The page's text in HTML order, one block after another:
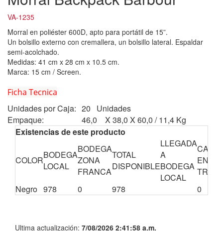
VA-1235
Morral en poliéster 600D, apto para portátil de 15”.
Un bolsillo externo con cremallera, un bolsillo lateral. Espaldar
semi-acolchado.
Medidas: 41 cm x 28 cm x 10.5 cm.
Marca: 15 cm / Screen.
Ficha Tecnica
Unidades por Caja: 20 Unidades
Empaque:
46,0 X 38,0 X 60,0 / 11,4 Kg
Existencias de este producto
COLORBODEGA
LOCAL
BODEGA
ZONA
FRANCA
TOTAL
DISPONIBLE
LLEGADA
A
BODEGA
LOCAL
EN
Negro 978 0 978 0
Ultima actualización: 7/08/2026 2:41:58 a.m.